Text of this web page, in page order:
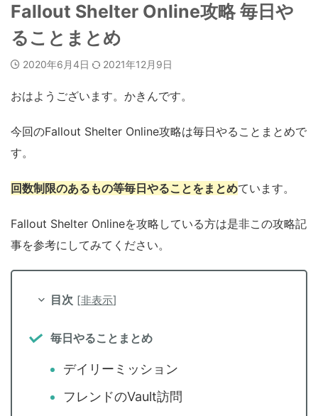
Fallout Shelter Online攻略 毎日や
ることまとめ
2020年6月4日 2021年12月9日
おはようございます。かきんです。
今回のFallout Shelter Online攻略は毎日やることまとめで
す。
回数制限のあるもの等毎日やることをまとめています。
Fallout Shelter Onlineを攻略している方は是非この攻略記
事を参考にしてみてください。
目次 [非表示]
毎日やることまとめ
デイリーミッション
フレンドのVault訪問